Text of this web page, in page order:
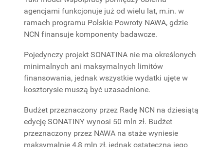
agencjami funkcjonuje już od wielu lat, m.in. w
ramach programu Polskie Powroty NAWA, gdzie
NCN finansuje komponenty badawcze.
Pojedynczy projekt SONATINA nie ma określonych
minimalnych ani maksymalnych limitów
finansowania, jednak wszystkie wydatki ujęte w
kosztorysie muszą być uzasadnione.
Budżet przeznaczony przez Radę NCN na dziesiątą
edycję SONATINY wynosi 50 mln zł. Budżet
przeznaczony przez NAWA na staże wyniesie
maksymalnie 4,8 mln zł, jednak ostateczna jego